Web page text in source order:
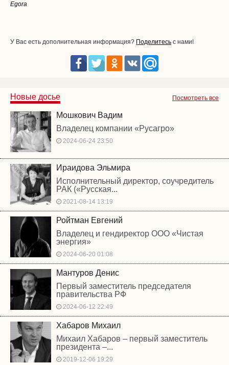
Egora
У Вас есть дополнительная информация? Поделитесь с нами!
Посмотреть все
Новые досье
Мошкович Вадим
Владелец компании «Русагро»
2024-06-24 23:50
Ираидова Эльмира
Исполнительный директор, соучредитель
РАК («Русская...
2021-08-14 13:19
Ройтман Евгений
Владелец и гендиректор ООО «Чистая
энергия»
2024-06-20 01:08
Мантуров Денис
Первый заместитель председателя
правительства РФ
2024-06-12 22:49
Хабаров Михаил
Михаил Хабаров – первый заместитель
президента –...
2019-12-06 19:29